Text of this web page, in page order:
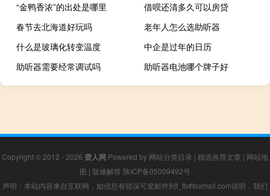
“金鸭香浓”的出处是哪里
借呗还清多久可以房贷
春节去北海道好玩吗
老年人怎么选助听器
什么是玻璃化转变温度
中企是过年的日历
助听器需要经常调试吗
助听器电池哪个牌子好
Copyright © 2012 - 2026 聋人网 Powered by 网站分类目录 | 精选推荐文章 | 网站地
图 | 疑难解答 陕ICP备05009492号
声明：本站内容来自互联网，如信息有错误可发邮件到f_fb#foxmail.com说明，我们